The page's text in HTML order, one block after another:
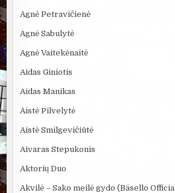
Agnė Petravičienė
Agnė Sabulytė
Agnė Vaitekėnaitė
Aidas Giniotis
Aidas Manikas
Aistė Pilvelytė
Aistė Smilgevičiūtė
Aivaras Stepukonis
Aktorių Duo
Akvilė – Sako meilė gydo (Bäsello